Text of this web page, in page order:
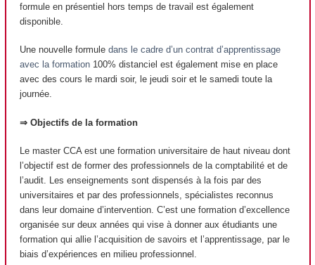
formule en présentiel hors temps de travail est également
disponible.
Une nouvelle formule dans le cadre d’un contrat d’apprentissage
avec la formation 100% distanciel est également mise en place
avec des cours le mardi soir, le jeudi soir et le samedi toute la
journée.
⇒ Objectifs de la formation
Le master CCA est une formation universitaire de haut niveau dont
l’objectif est de former des professionnels de la comptabilité et de
l’audit. Les enseignements sont dispensés à la fois par des
universitaires et par des professionnels, spécialistes reconnus
dans leur domaine d’intervention. C’est une formation d’excellence
organisée sur deux années qui vise à donner aux étudiants une
formation qui allie l’acquisition de savoirs et l’apprentissage, par le
biais d’expériences en milieu professionnel.